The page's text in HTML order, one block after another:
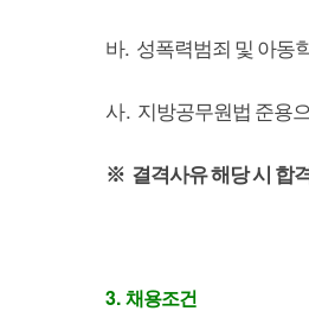
바. 성폭력범죄 및 아동
사. 지방공무원법 준용
※ 결격사유 해당 시 합
3. 채용조건